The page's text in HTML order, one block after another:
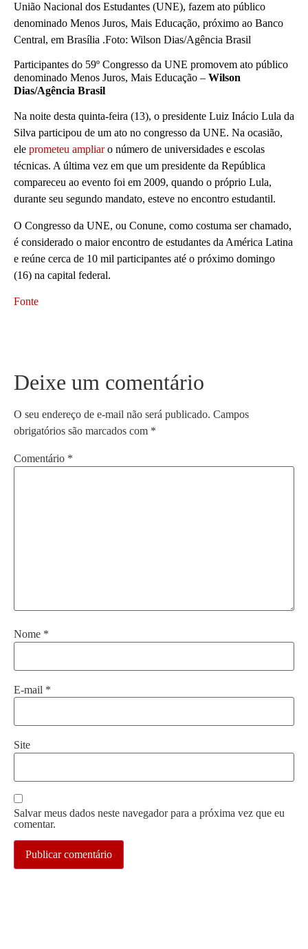
Participantes do 59º Congresso da UNE promovem ato público
denominado Menos Juros, Mais Educação – Wilson
Dias/Agência Brasil
Na noite desta quinta-feira (13), o presidente Luiz Inácio Lula da
Silva participou de um ato no congresso da UNE. Na ocasião,
ele prometeu ampliaro número de universidades e escolas
técnicas. A última vez em que um presidente da República
compareceu ao evento foi em 2009, quando o próprio Lula,
durante seu segundo mandato, esteve no encontro estudantil.
O Congresso da UNE, ou Conune, como costuma ser chamado,
é considerado o maior encontro de estudantes da América Latina
e reúne cerca de 10 mil participantes até o próximo domingo
(16) na capital federal.
Fonte
Deixe um comentário
O seu endereço de e-mail não será publicado. Campos
obrigatórios são marcados com *
Comentário *
Nome *
E-mail *
Site
Salvar meus dados neste navegador para a próxima vez que eu
comentar.